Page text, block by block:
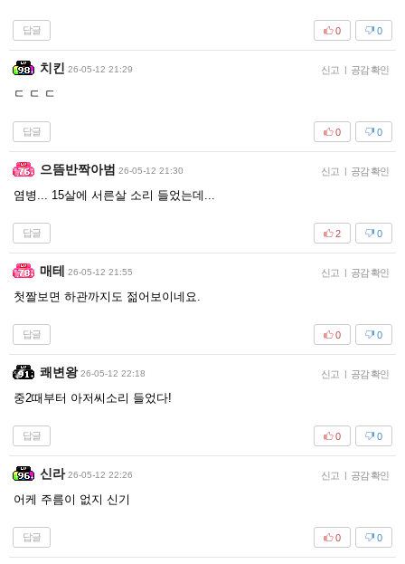
답글 0
0
치킨 26-05-12 21:29 신고 | 공감 확인
ㄷ ㄷ ㄷ
답글 0
0
으뜸반짝아범 26-05-12 21:30 신고 | 공감 확인
염병... 15살에 서른살 소리 들었는데...
답글 0
2
매테 26-05-12 21:55 신고 | 공감 확인
첫짤보면 하관까지도 젊어보이네요.
답글 0
0
쾌변왕 26-05-12 22:18 신고 | 공감 확인
중2때부터 아저씨소리 들었다!
답글 0
0
신라 26-05-12 22:26 신고 | 공감 확인
어케 주름이 없지 신기
답글 0
0